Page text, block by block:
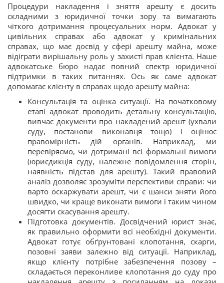
Процедури накладення і зняття арешту є досить
складними з юридичної точки зору та вимагають
чіткого дотримання процесуальних норм. Адвокат у
цивільних справах або адвокат у кримінальних
справах, що має досвід у сфері арешту майна, може
відіграти вирішальну роль у захисті прав клієнта. Наше
адвокатське бюро надає повний спектр юридичної
підтримки в таких питаннях. Ось як саме адвокат
допомагає клієнту в справах щодо арешту майна:
Консультація та оцінка ситуації. На початковому
етапі адвокат проводить детальну консультацію,
вивчає документи про накладений арешт (ухвали
суду, постанови виконавця тощо) і оцінює
правомірність дій органів. Наприклад, ми
перевіряємо, чи дотримані всі формальні вимоги
(юрисдикція суду, належне повідомлення сторін,
наявність підстав для арешту). Такий правовий
аналіз дозволяє зрозуміти перспективи справи: чи
варто оскаржувати арешт, чи є шанси зняти його
швидко, чи краще виконати вимоги і таким чином
досягти скасування арешту.
Підготовка документів. Досвідчений юрист знає,
як правильно оформити всі необхідні документи.
Адвокат готує обґрунтовані клопотання, скарги,
позовні заяви залежно від ситуації. Наприклад,
якщо клієнту потрібне забезпечення позову –
складається переконливе клопотання до суду про